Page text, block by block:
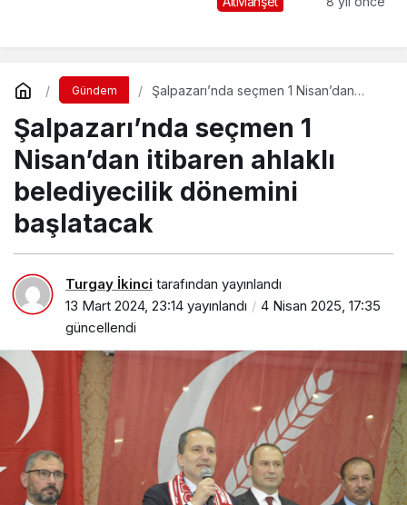
Gündem
Şalpazarı’nda seçmen 1 Nisan’dan
başlatacak
Şalpazarı’nda seçmen 1
Nisan’dan itibaren ahlaklı
belediyecilik dönemini
başlatacak
Turgay İkinci tarafından yayınlandı
13 Mart 2024, 23:14 yayınlandı
4 Nisan 2025, 17:35
güncellendi